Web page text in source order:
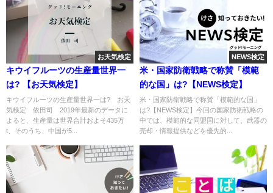
お天気検定
キウイフルーツの生産量世界一
は? 【お天気検定】
キウイフルーツの生産量世界一は? お天
気検定 依田司 2019年最新のデータに
よると、生産量は世界合計およそ435万
t、そのうち、中国が5...
NEWS検定
米・国家防衛戦略で称賛「模範
的な国」は?【NEWS検定】
米・国家防衛戦略で称賛「模範的な国」
は?【NEWS検定】今回の国家防衛戦略の
中では、模範的な同盟国に対して、武器の
売却・情報提供などを優先的...